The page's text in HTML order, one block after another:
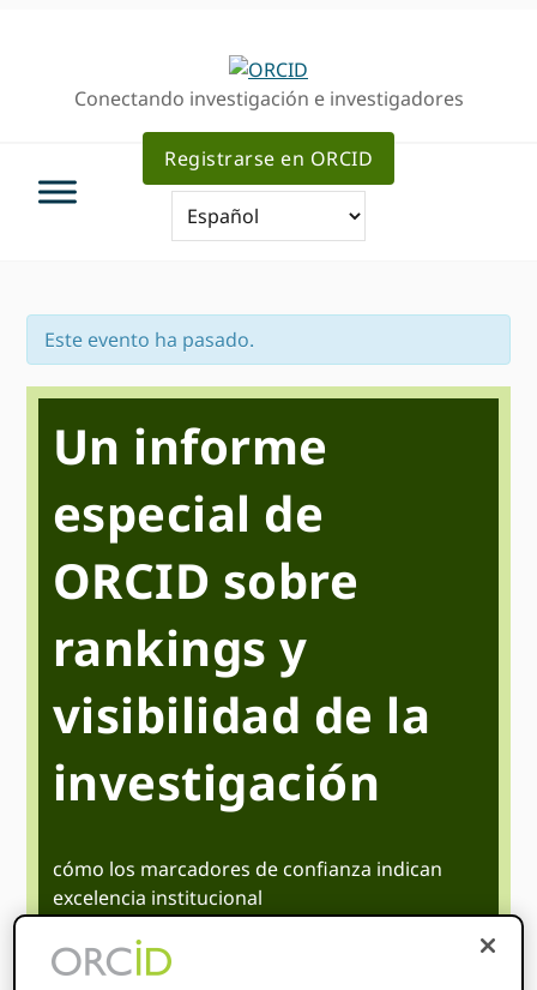
navegación
principalConectando investigación e investigadores
Registrarse en ORCID
Este evento ha pasado.
Un informe
especial de
ORCID sobre
rankings y
visibilidad de la
investigación
cómo los marcadores de confianza indican
excelencia institucional
de junio 16